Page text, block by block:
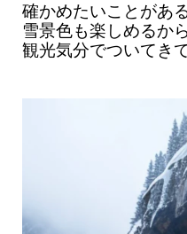
確かめたいことがある
雪景色も楽しめるから
観光気分でついてきて